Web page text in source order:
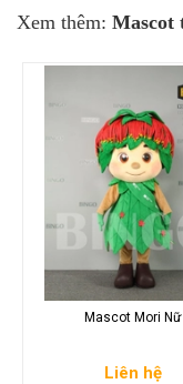
Xem thêm: Mascot
Mascot Mori Nữ
Liên hệ